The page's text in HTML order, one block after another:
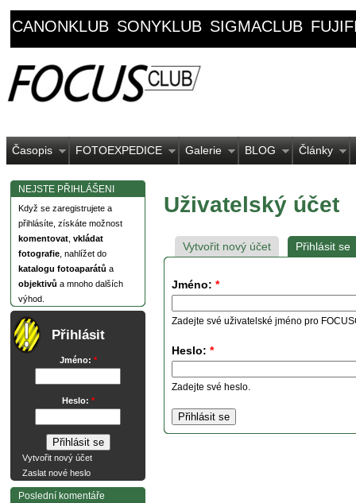
CANONKLUB SONYKLUB SIGMACLUB
Časopis FOTOEXPEDICE Galerie BLOG Články
NEJSTE PŘIHLÁŠENI
Když se zaregistrujete a
přihlásíte, získáte možnost
komentovat vkládat
fotografie , nahlížet do
katalogu fotoaparátů a
objektivů a mnoho dalších
výhod.
Přihlásit
Jméno: *
Heslo: *
Vytvořit nový účet
Zaslat nové heslo
Poslední komentáře
Uživatelský účet
Vytvořit nový účet Přihlásit se
Jméno: *
Zadejte své uživatelské jméno pro
Heslo: *
Zadejte své heslo.